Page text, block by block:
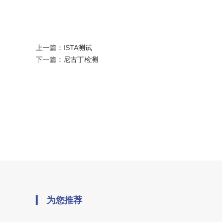
上一篇： ISTA测试
下一篇： 尼古丁检测
为您推荐